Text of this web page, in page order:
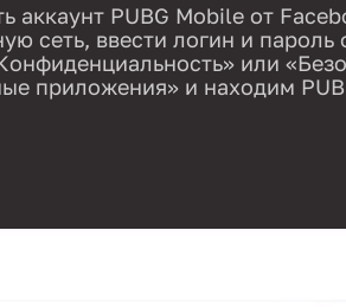
аккаунт PUBG Mobile от
сеть, ввести логин и пароль
или
приложения» и находим